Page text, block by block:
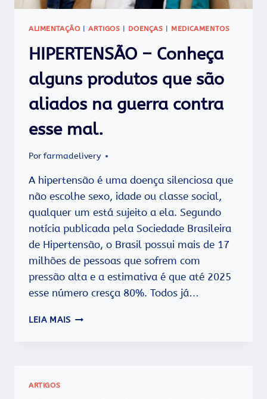
ALIMENTAÇÃO |ARTIGOS | DOENÇAS | MEDICAMENTOS
HIPERTENSÃO – Conheça
alguns produtos que são
aliados na guerra contra
esse mal.
Porfarmadelivery
A hipertensão é uma doença silenciosa que
não escolhe sexo, idade ou classe social,
qualquer um está sujeito a ela. Segundo
notícia publicada pela Sociedade Brasileira
de Hipertensão, o Brasil possui mais de 17
milhões de pessoas que sofrem com
pressão alta e a estimativa é que até 2025
esse número cresça 80%. Todos já…
LEIA MAIS HIPERTENSÃO
ARTIGOS